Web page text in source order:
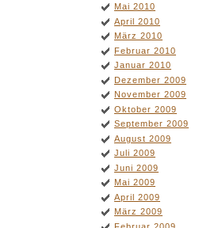
Mai 2010
April 2010
März 2010
Februar 2010
Januar 2010
Dezember 2009
November 2009
Oktober 2009
September 2009
August 2009
Juli 2009
Juni 2009
Mai 2009
April 2009
März 2009
Februar 2009